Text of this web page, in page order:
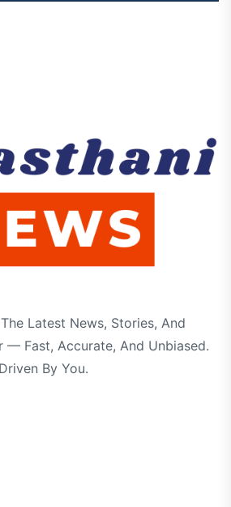
Latest News, Stories, And
— Fast, Accurate, And Unbiased.
By You.